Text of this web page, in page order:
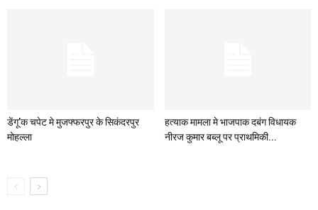
डेंगू’क चपेट मे मुजफ्फरपुर के सिकंदरपुर
मोहल्ला
हत्याक मामला मे भाजपाक दबंग विधायक
नीरज कुमार बब्लू पर प्राथमिकी...